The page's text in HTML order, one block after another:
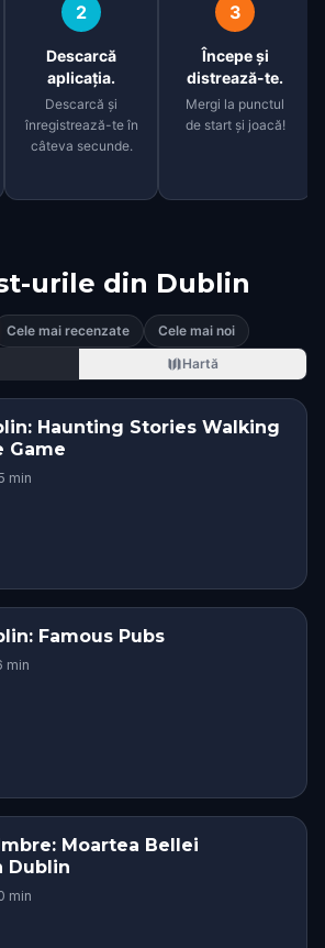
2
Descarcă
aplicația.
Descarcă și
înregistrează-te în
câteva secunde.
3
Începe și
distrează-te.
Mergi la punctul
de start și joacă!
urile din Dublin
Cele mai recenzate
Cele mai noi
Hartă
Haunting Stories Walking
Game
min
Famous Pubs
min
Moartea Bellei
Dublin
min